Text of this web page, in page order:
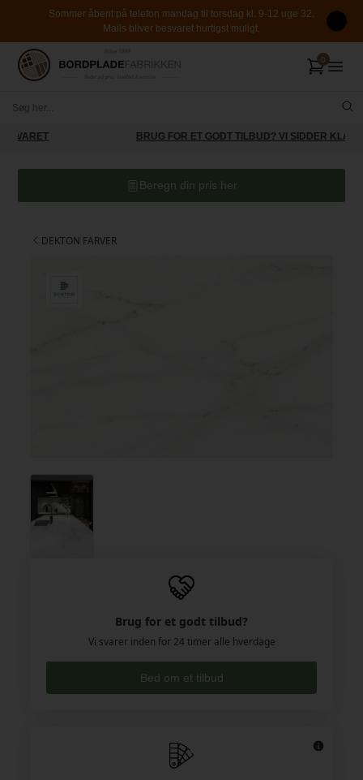
Sommer åbent på telefon mandag til torsdag kl. 9-12 uge 32.
Mails bliver besvaret hurtigst muligt.
BRUG FOR ET GODT TILBUD? VI SIDDER KLAR
Beregn din pris her
DEKTON FARVER
Brug for et godt tilbud?
Vi svarer inden for 24 timer alle hverdage
Bed om et tilbud